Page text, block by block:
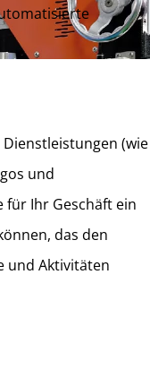
(wie
und
für Ihr Geschäft ein
das den
und Aktivitäten